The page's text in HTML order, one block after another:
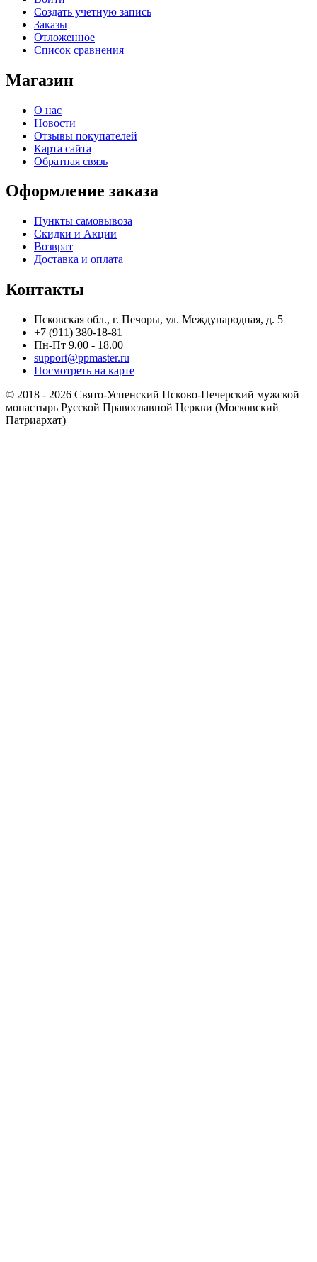
Создать учетную запись
Заказы
Отложенное
Список сравнения
Магазин
О нас
Новости
Отзывы покупателей
Карта сайта
Обратная связь
Оформление заказа
Пункты самовывоза
Скидки и Акции
Возврат
Доставка и оплата
Контакты
Псковская обл., г. Печоры, ул. Международная, д. 5
+7 (911) 380-18-81
Пн-Пт 9.00 - 18.00
support@ppmaster.ru
Посмотреть на карте
© 2018 - 2026 Свято-Успенский Псково-Печерский мужской
монастырь Русской Православной Церкви (Московский
Патриархат)